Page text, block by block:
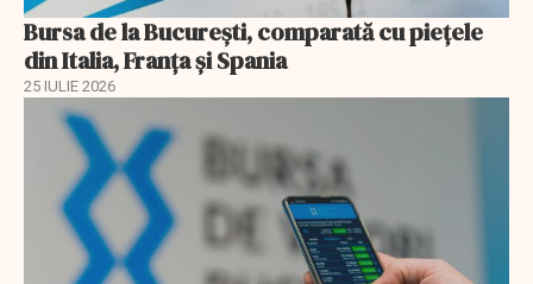
Bursa de la București, comparată cu piețele
din Italia, Franța și Spania
25 IULIE 2026